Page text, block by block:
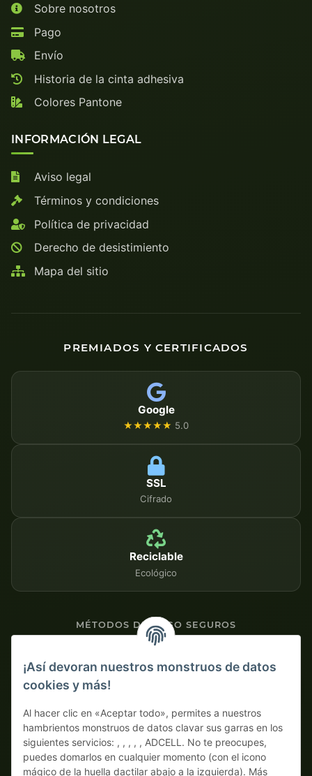
Sobre nosotros
Pago
Envío
Historia de la cinta adhesiva
Colores Pantone
INFORMACIÓN LEGAL
Aviso legal
Términos y condiciones
Política de privacidad
Derecho de desistimiento
Mapa del sitio
PREMIADOS Y CERTIFICADOS
Google
★★★★★ 5.0
SSL
Cifrado
Reciclable
Ecológico
MÉTODOS DE PAGO SEGUROS
Pago por adelantado con descuento
¡Así devoran nuestros monstruos de datos
cookies y más!
Al hacer clic en «Aceptar todo», permites a nuestros
hambrientos monstruos de datos clavar sus garras en los
siguientes servicios: , , , , , ADCELL. No te preocupes,
puedes domarlos en cualquier momento (con el icono
mágico de la huella dactilar abajo a la izquierda). Más